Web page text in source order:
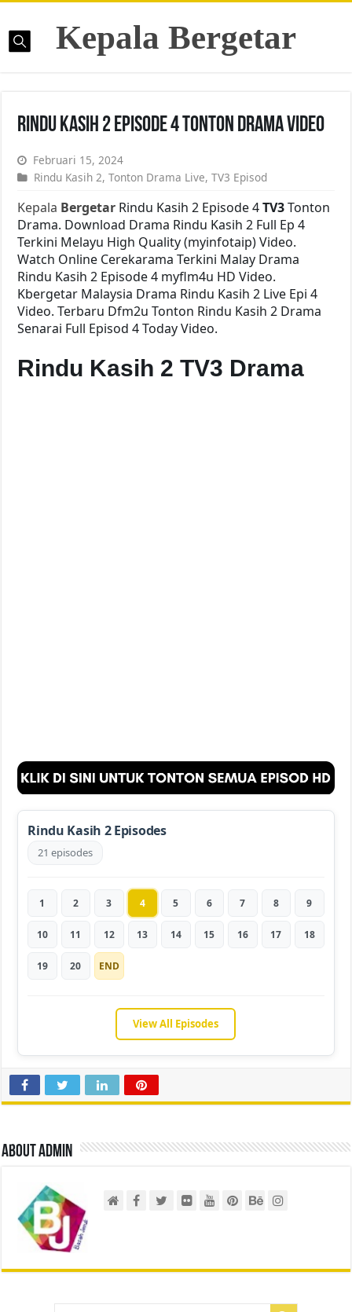
Kepala Bergetar
Rindu Kasih 2 Episode 4 Tonton Drama Video
Februari 15, 2024
Rindu Kasih 2,Tonton Drama Live,TV3 Episod
Kepala Bergetar Rindu Kasih 2 Episode 4TV3Tonton
Drama. Download Drama Rindu Kasih 2 Full Ep 4
Terkini Melayu High Quality (myinfotaip) Video.
Watch Online Cerekarama Terkini Malay Drama
Rindu Kasih 2 Episode 4 myflm4u HD Video.
Kbergetar Malaysia Drama Rindu Kasih 2 Live Epi 4
Video. Terbaru Dfm2u Tonton Rindu Kasih 2 Drama
Senarai Full Episod 4 Today Video.
Rindu Kasih 2 TV3 Drama
Rindu Kasih 2 Episodes
21 episodes
1 2 3 4 5 6 7 8 9
10 11 12 13 14 15 16 17 18
19 20 END
View All Episodes
About admin